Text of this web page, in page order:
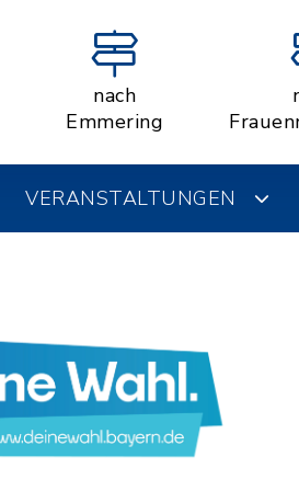
nach
Emmering
VERANSTALTUNGEN